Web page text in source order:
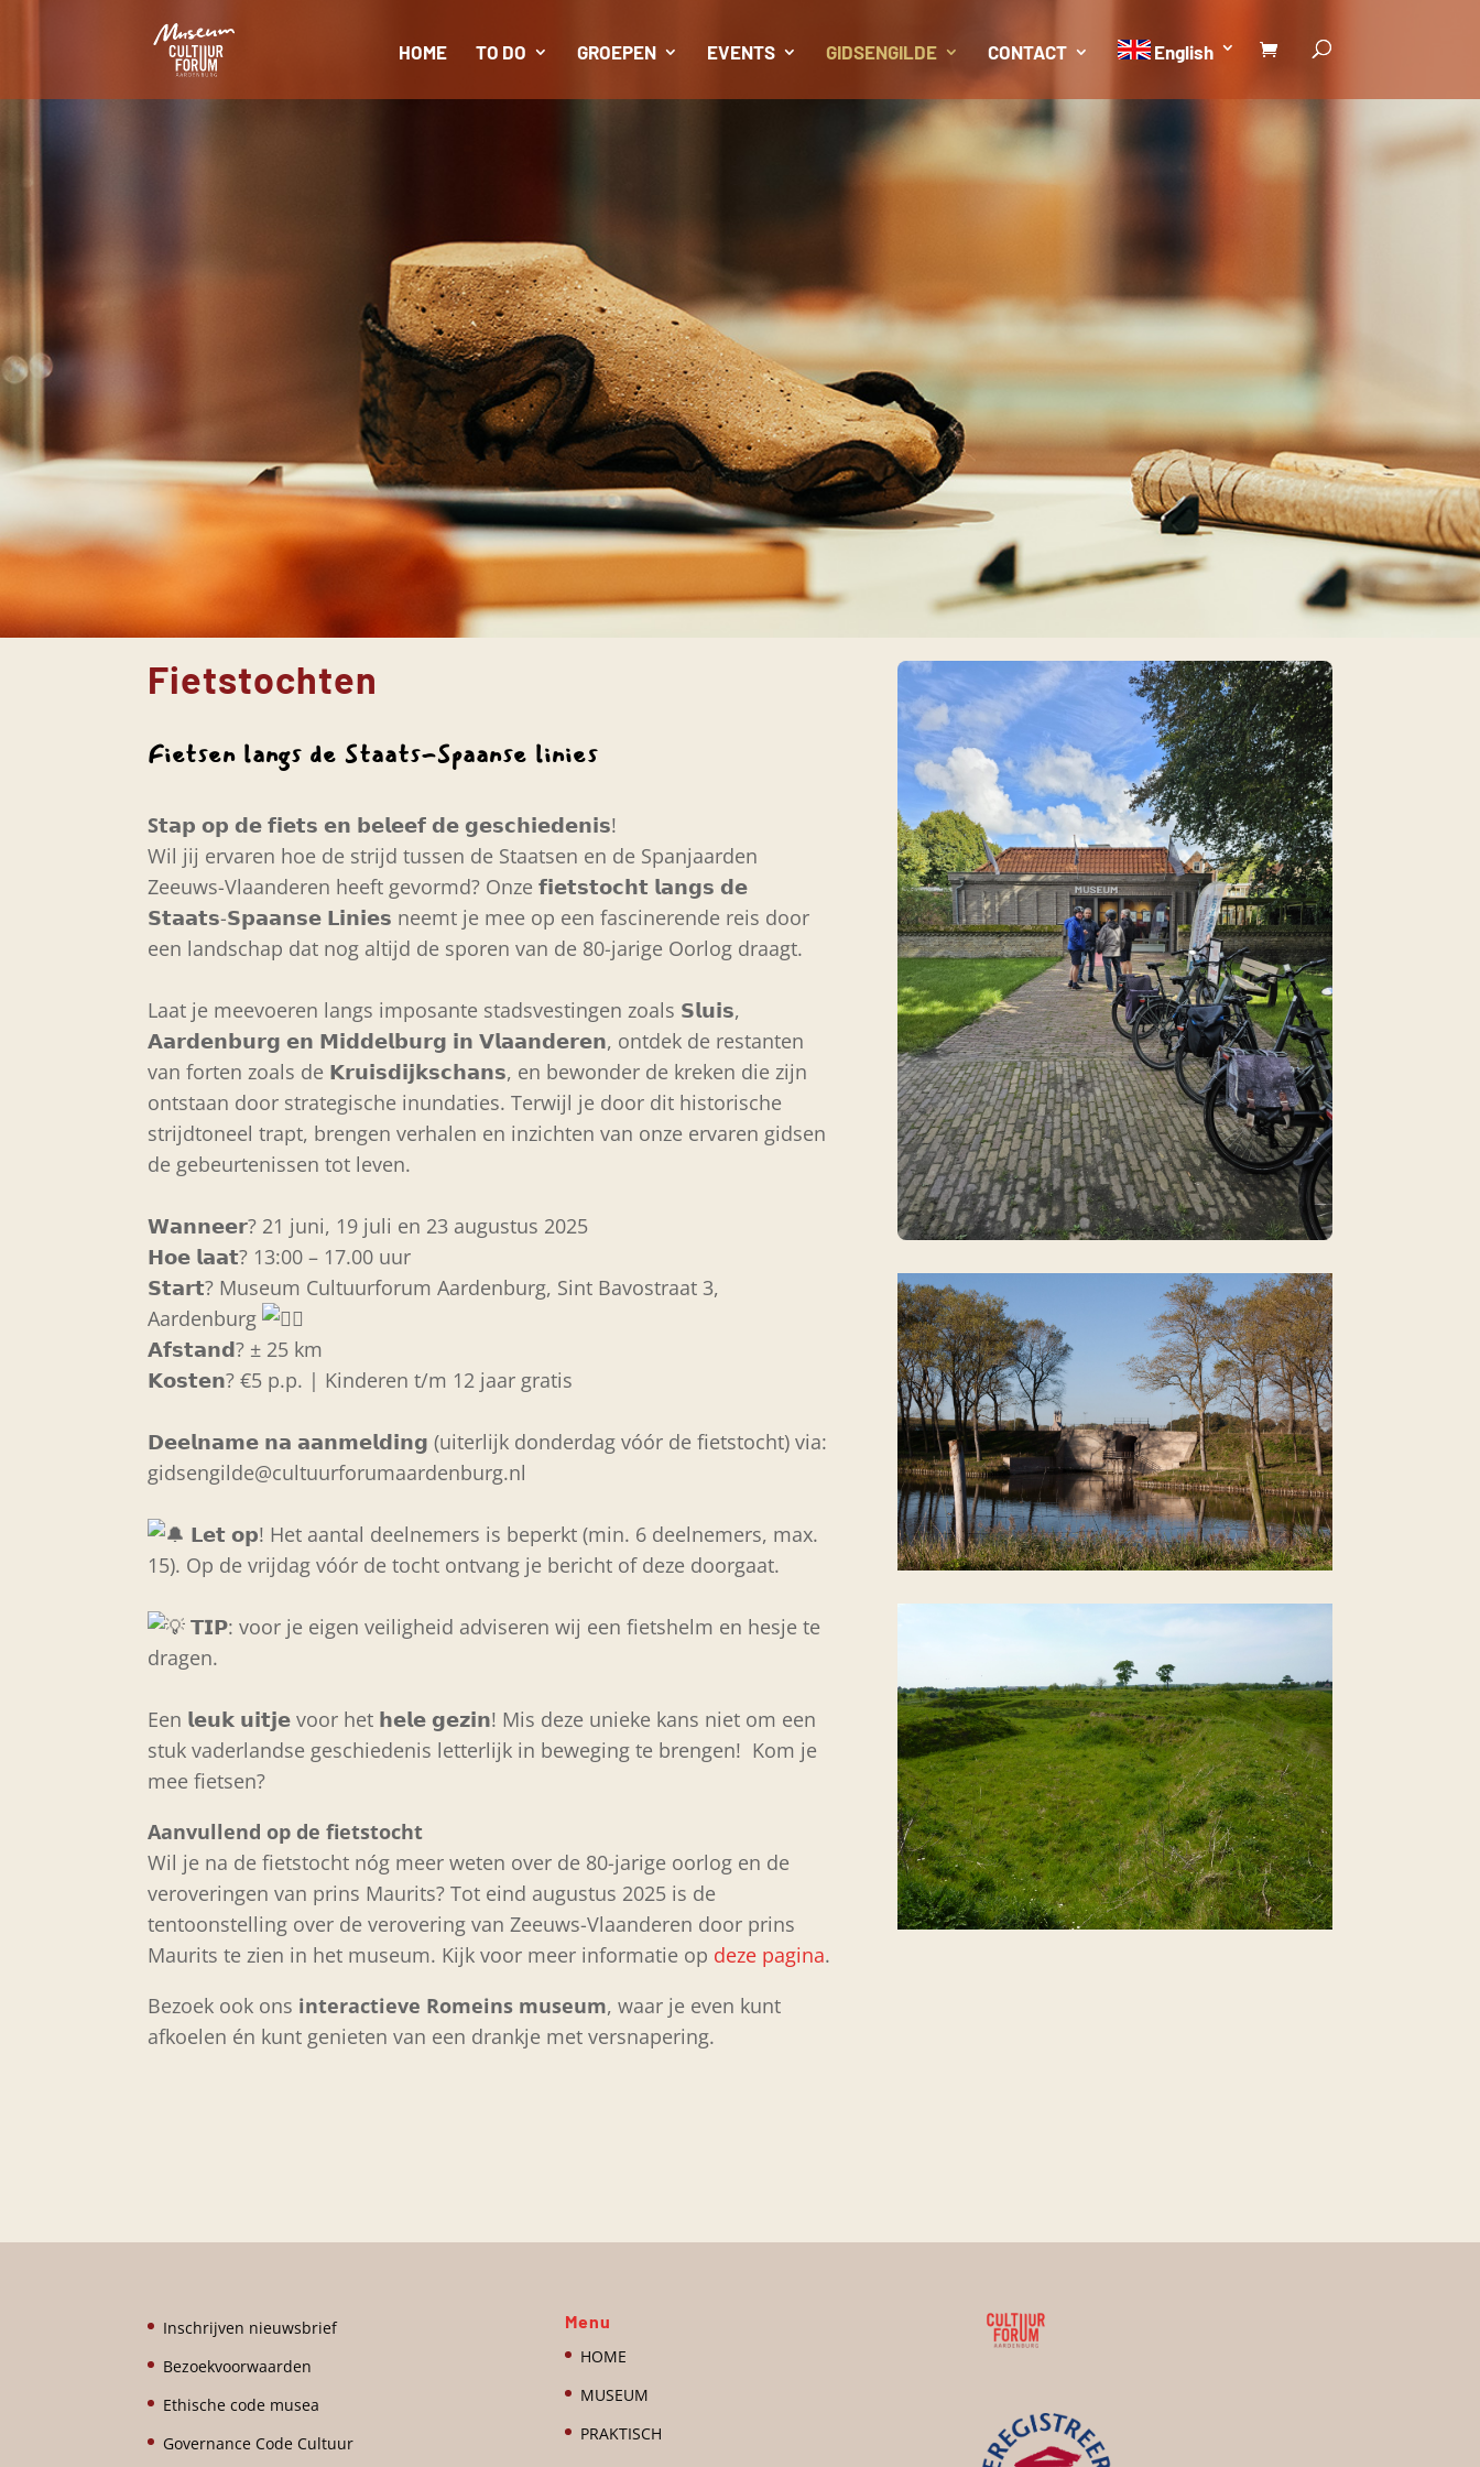
HOME TO DO GROEPEN EVENTS GIDSENGILDE CONTACT English
Fietstochten
Fietsen langs de Staats-Spaanse linies
S𝘁𝗮𝗽 𝗼𝗽 𝗱𝗲 𝗳𝗶𝗲𝘁𝘀 𝗲𝗻 𝗯𝗲𝗹𝗲𝗲𝗳 𝗱𝗲 𝗴𝗲𝘀𝗰𝗵𝗶𝗲𝗱𝗲𝗻𝗶𝘀!
Wil jij ervaren hoe de strijd tussen de Staatsen en de Spanjaarden
Zeeuws-Vlaanderen heeft gevormd? Onze 𝗳𝗶𝗲𝘁𝘀𝘁𝗼𝗰𝗵𝘁 𝗹𝗮𝗻𝗴𝘀 𝗱𝗲
𝗦𝘁𝗮𝗮𝘁𝘀-𝗦𝗽𝗮𝗮𝗻𝘀𝗲 𝗟𝗶𝗻𝗶𝗲𝘀 neemt je mee op een fascinerende reis door
een landschap dat nog altijd de sporen van de 80-jarige Oorlog draagt.
Laat je meevoeren langs imposante stadsvestingen zoals 𝗦𝗹𝘂𝗶𝘀,
𝗔𝗮𝗿𝗱𝗲𝗻𝗯𝘂𝗿𝗴 𝗲𝗻 𝗠𝗶𝗱𝗱𝗲𝗹𝗯𝘂𝗿𝗴 𝗶𝗻 𝗩𝗹𝗮𝗮𝗻𝗱𝗲𝗿𝗲𝗻, ontdek de restanten
van forten zoals de 𝗞𝗿𝘂𝗶𝘀𝗱𝗶𝗷𝗸𝘀𝗰𝗵𝗮𝗻𝘀, en bewonder de kreken die zijn
ontstaan door strategische inundaties. Terwijl je door dit historische
strijdtoneel trapt, brengen verhalen en inzichten van onze ervaren gidsen
de gebeurtenissen tot leven.
𝗪𝗮𝗻𝗻𝗲𝗲𝗿? 21 juni, 19 juli en 23 augustus 2025
𝗛𝗼𝗲 𝗹𝗮𝗮𝘁? 13:00 – 17.00 uur
𝗦𝘁𝗮𝗿𝘁? Museum Cultuurforum Aardenburg, Sint Bavostraat 3,
Aardenburg
𝗔𝗳𝘀𝘁𝗮𝗻𝗱? ± 25 km
𝗞𝗼𝘀𝘁𝗲𝗻? €5 p.p. | Kinderen t/m 12 jaar gratis
𝗗𝗲𝗲𝗹𝗻𝗮𝗺𝗲 𝗻𝗮 𝗮𝗮𝗻𝗺𝗲𝗹𝗱𝗶𝗻𝗴 (uiterlijk donderdag vóór de fietstocht) via:
gidsengilde@cultuurforumaardenburg.nl
𝗟𝗲𝘁 𝗼𝗽! Het aantal deelnemers is beperkt (min. 6 deelnemers, max.
15). Op de vrijdag vóór de tocht ontvang je bericht of deze doorgaat.
𝗧𝗜𝗣: voor je eigen veiligheid adviseren wij een fietshelm en hesje te
dragen.
Een 𝗹𝗲𝘂𝗸 𝘂𝗶𝘁𝗷𝗲 voor het 𝗵𝗲𝗹𝗲 𝗴𝗲𝘇𝗶𝗻! Mis deze unieke kans niet om een
stuk vaderlandse geschiedenis letterlijk in beweging te brengen! Kom je
mee fietsen?
Aanvullend op de fietstocht
Wil je na de fietstocht nóg meer weten over de 80-jarige oorlog en de
veroveringen van prins Maurits? Tot eind augustus 2025 is de
tentoonstelling over de verovering van Zeeuws-Vlaanderen door prins
Maurits te zien in het museum. Kijk voor meer informatie op deze pagina.
Bezoek ook ons interactieve Romeins museum, waar je even kunt
afkoelen én kunt genieten van een drankje met versnapering.
Inschrijven nieuwsbrief
Bezoekvoorwaarden
Ethische code musea
Governance Code Cultuur
Menu
HOME
MUSEUM
PRAKTISCH